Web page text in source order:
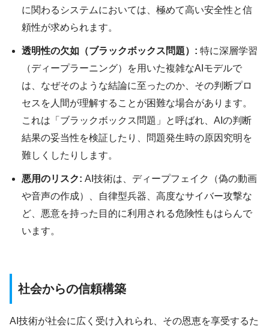
に関わるシステムにおいては、極めて高い安全性と信
頼性が求められます。
透明性の欠如（ブラックボックス問題）: 特に深層学習
（ディープラーニング）を用いた複雑なAIモデルで
は、なぜそのような結論に至ったのか、その判断プロ
セスを人間が理解することが困難な場合があります。
これは「ブラックボックス問題」と呼ばれ、AIの判断
結果の妥当性を検証したり、問題発生時の原因究明を
難しくしたりします。
悪用のリスク: AI技術は、ディープフェイク（偽の動画
や音声の作成）、自律型兵器、高度なサイバー攻撃な
ど、悪意を持った目的に利用される危険性もはらんで
います。
社会からの信頼構築
AI技術が社会に広く受け入れられ、その恩恵を享受するた